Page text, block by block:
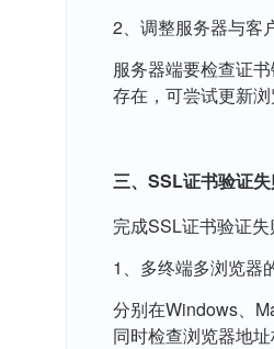
2、调整服务器与客
服务器端要检查证
存在，可尝试更新
三、SSL证书验证
完成SSL证书验证
1、多终端多浏览器
分别在Windows、
同时检查浏览器地